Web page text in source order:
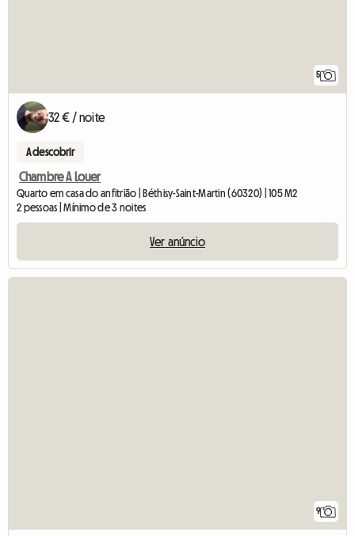
5
32 € / noite
A descobrir
Chambre A Louer
Quarto em casa do anfitrião | Béthisy-Saint-Martin (60320) | 105 M2
2 pessoas | Mínimo de 3 noites
Ver anúncio
9